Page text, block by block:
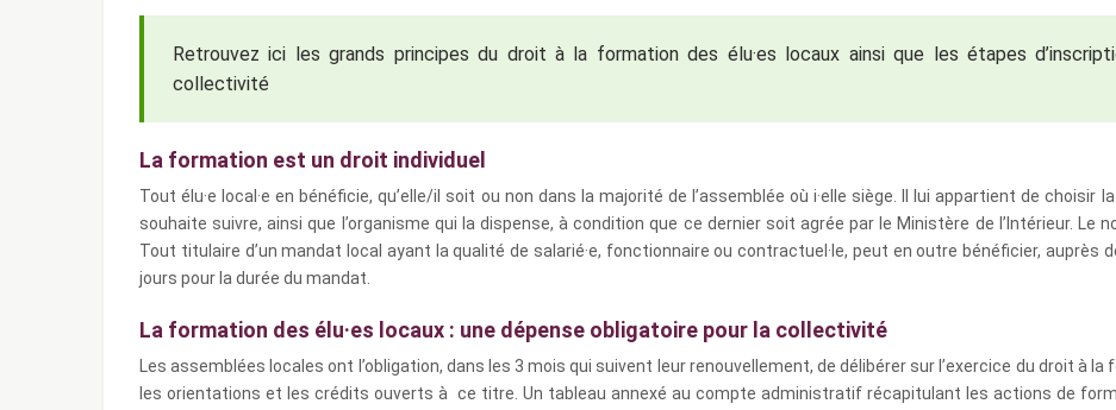
Retrouvez ici les grands principes du droit à la formation des élu·es locaux ainsi que les étapes
collectivité
La formation est un droit individuel
Tout élu·e local·e en bénéficie, qu’elle/il soit ou non dans la majorité de l’assemblée où i·elle siège. Il lui appartient de choisir
souhaite suivre, ainsi que l’organisme qui la dispense, à condition que ce dernier soit agrée par le Ministère de l’Intérieur. Le
Tout titulaire d’un mandat local ayant la qualité de salarié·e, fonctionnaire ou contractuel·le, peut en outre bénéficier, auprès
jours pour la durée du mandat.
La formation des élu·es locaux : une dépense obligatoire pour la collectivité
Les assemblées locales ont l’obligation, dans les 3 mois qui suivent leur renouvellement, de délibérer sur l’exercice du droit à
les orientations et les crédits ouverts à ce titre. Un tableau annexé au compte administratif récapitulant les actions de